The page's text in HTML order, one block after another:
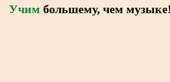
Учим большему, чем музыке!